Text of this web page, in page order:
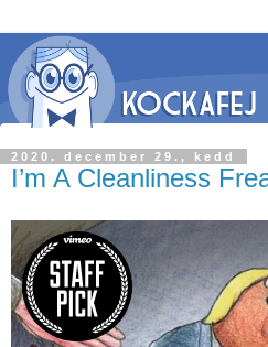
2020. december 29., kedd
I’m A Cleanliness